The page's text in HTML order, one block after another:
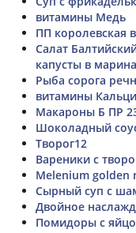
витамины Медь
ПП королевская
Салат
капусты в
Рыба сорога
витамины
Макароны Б ПР
Шоколадный
Творог12
Вареники с
Melenium golden
Сырный суп с
Двойное
Помидоры с